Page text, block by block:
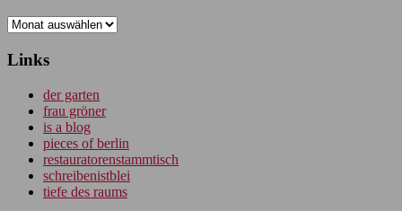
Archiv
Links
der garten
frau gröner
is a blog
pieces of berlin
restauratorenstammtisch
schreibenistblei
tiefe des raums